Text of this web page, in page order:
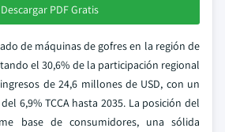
Descargar PDF Gratis
de máquinas de gofres en la región de
el 30,6% de la participación regional
de 24,6 millones de USD, con un
6,9% TCCA hasta 2035. La posición del
base de consumidores, una sólida